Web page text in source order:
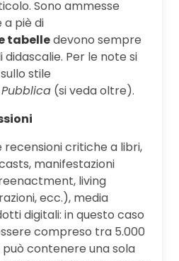
Sono ammesse
piè di
tabelledevono sempre
Per le note si
stile
(si veda oltre).
critiche a libri,
manifestazioni
living
ecc.), media
digitali: in questo caso
compreso tra 5.000
contenere una sola